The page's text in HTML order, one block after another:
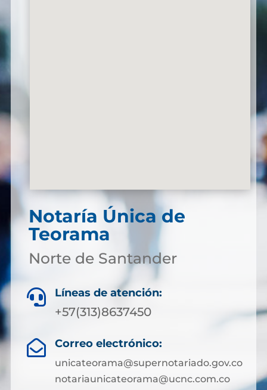
Notaría Única de
Teorama
Norte de Santander
 Líneas de atención:
+57(313)8637450
 Correo electrónico:
unicateorama@supernotariado.gov.co
notariaunicateorama@ucnc.com.co